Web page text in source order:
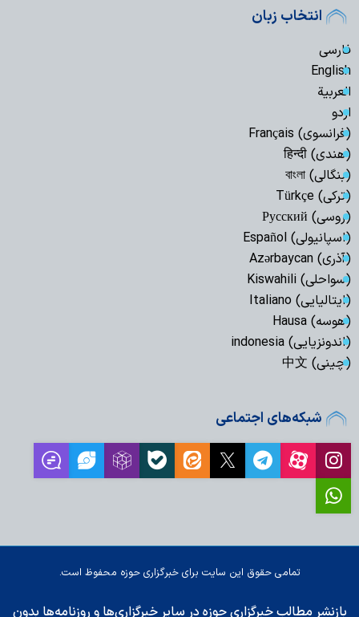
انتخاب زبان
فارسی
English
العربیة
اردو
(فرانسوی) Français
(هندی) हिन्दी
(بنگالی) বাংলা
(ترکی) Türkçe
(روسی) Русский
(اسپانیولی) Español
(آذری) Azərbaycan
(سواحلی) Kiswahili
(ایتالیایی) Italiano
(هوسه) Hausa
(اندونزیایی) indonesia
(چینی) 中文
شبکه‌های اجتماعی
تمامی حقوق این سایت برای خبرگزاری حوزه محفوظ است.
بازنشر مطالب خبرگزاری حوزه در سایر خبرگزاری‌ها و روزنامه‌ها بدون